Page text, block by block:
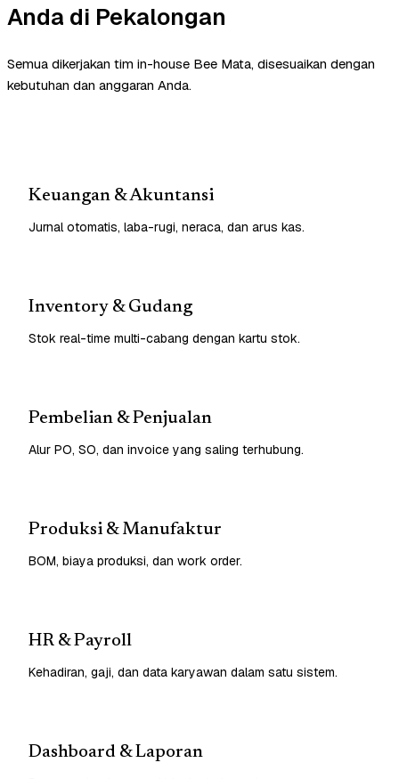
Anda di Pekalongan
Semua dikerjakan tim in-house Bee Mata, disesuaikan dengan
kebutuhan dan anggaran Anda.
Keuangan & Akuntansi
Jurnal otomatis, laba-rugi, neraca, dan arus kas.
Inventory & Gudang
Stok real-time multi-cabang dengan kartu stok.
Pembelian & Penjualan
Alur PO, SO, dan invoice yang saling terhubung.
Produksi & Manufaktur
BOM, biaya produksi, dan work order.
HR & Payroll
Kehadiran, gaji, dan data karyawan dalam satu sistem.
Dashboard & Laporan